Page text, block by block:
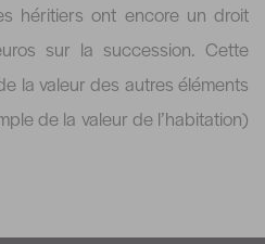
héritiers ont encore un droit
sur la succession. Cette
la valeur des autres éléments
de la valeur de l’habitation)